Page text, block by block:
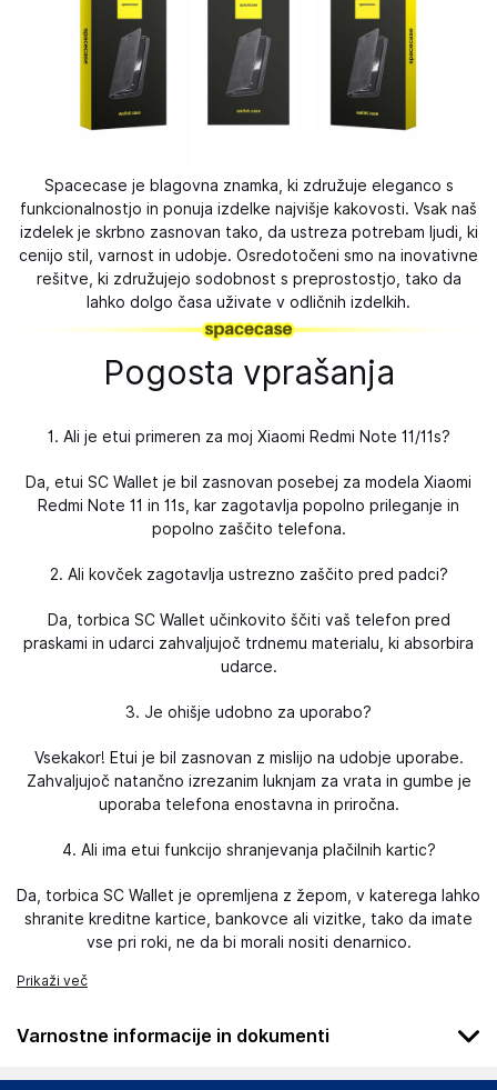
Spacecase je blagovna znamka, ki združuje eleganco s
funkcionalnostjo in ponuja izdelke najvišje kakovosti. Vsak naš
izdelek je skrbno zasnovan tako, da ustreza potrebam ljudi, ki
cenijo stil, varnost in udobje. Osredotočeni smo na inovativne
rešitve, ki združujejo sodobnost s preprostostjo, tako da
lahko dolgo časa uživate v odličnih izdelkih.
Pogosta vprašanja
1. Ali je etui primeren za moj Xiaomi Redmi Note 11/11s?
Da, etui SC Wallet je bil zasnovan posebej za modela Xiaomi
Redmi Note 11 in 11s, kar zagotavlja popolno prileganje in
popolno zaščito telefona.
2. Ali kovček zagotavlja ustrezno zaščito pred padci?
Da, torbica SC Wallet učinkovito ščiti vaš telefon pred
praskami in udarci zahvaljujoč trdnemu materialu, ki absorbira
udarce.
3. Je ohišje udobno za uporabo?
Vsekakor! Etui je bil zasnovan z mislijo na udobje uporabe.
Zahvaljujoč natančno izrezanim luknjam za vrata in gumbe je
uporaba telefona enostavna in priročna.
4. Ali ima etui funkcijo shranjevanja plačilnih kartic?
Da, torbica SC Wallet je opremljena z žepom, v katerega lahko
shranite kreditne kartice, bankovce ali vizitke, tako da imate
vse pri roki, ne da bi morali nositi denarnico.
Prikaži več
Varnostne informacije in dokumenti
Podatki o proizvajalcu